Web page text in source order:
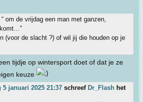
om de vrijdag een man met ganzen,
(voor de slacht ?) of wil jij die houden op je
tijdje op wintersport doet of dat je ze
keuze
5 januari 2025 21:37 schreef Dr_Flash het